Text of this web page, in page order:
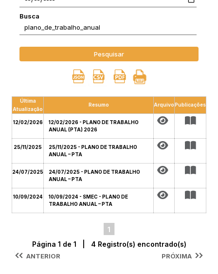
Busca
Pesquisar
Última
Atualização
Resumo ArquivoPublicações
12/02/2026
12/02/2026 - PLANO DE TRABALHO
ANUAL (PTA) 2026
25/11/2025
25/11/2025 - PLANO DE TRABALHO
ANUAL – PTA
24/07/2025
24/07/2025 - PLANO DE TRABALHO
ANUAL – PTA
10/09/2024
10/09/2024 - SMEC - PLANO DE
TRABALHO ANUAL – PTA
1
ANTERIOR
Página 1 de 1 | 4 Registro(s) encontrado(s)
PRÓXIMA